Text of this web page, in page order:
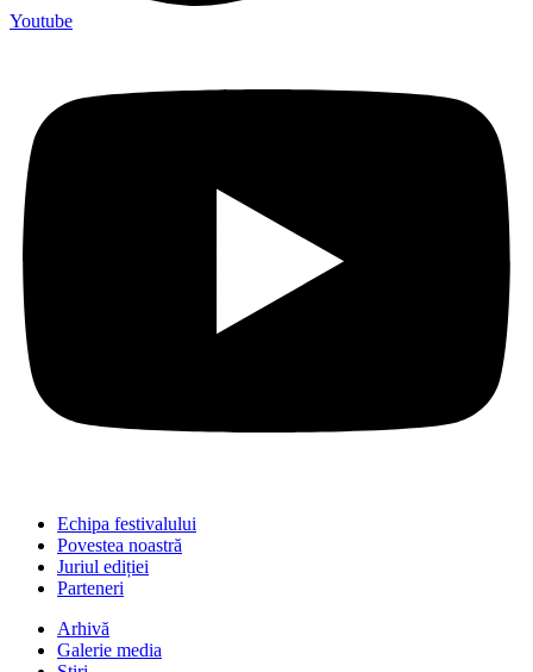
Youtube
Echipa festivalului
Povestea noastră
Juriul ediției
Parteneri
Arhivă
Galerie media